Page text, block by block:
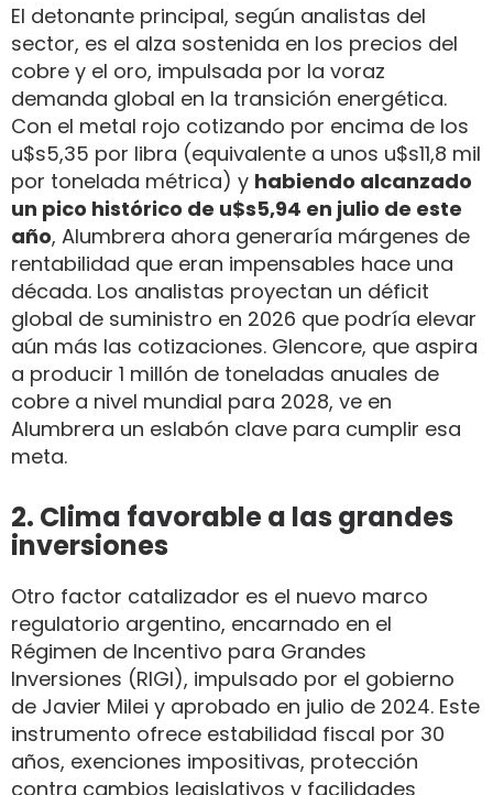
El detonante principal, según analistas del
sector, es el alza sostenida en los precios del
cobre y el oro, impulsada por la voraz
demanda global en la transición energética.
Con el metal rojo cotizando por encima de los
u$s5,35 por libra (equivalente a unos u$s11,8 mil
por tonelada métrica) y habiendo alcanzado
un pico histórico de u$s5,94 en julio de este
año, Alumbrera ahora generaría márgenes de
rentabilidad que eran impensables hace una
década. Los analistas proyectan un déficit
global de suministro en 2026 que podría elevar
aún más las cotizaciones. Glencore, que aspira
a producir 1 millón de toneladas anuales de
cobre a nivel mundial para 2028, ve en
Alumbrera un eslabón clave para cumplir esa
meta.
2. Clima favorable a las grandes
inversiones
Otro factor catalizador es el nuevo marco
regulatorio argentino, encarnado en el
Régimen de Incentivo para Grandes
Inversiones (RIGI), impulsado por el gobierno
de Javier Milei y aprobado en julio de 2024. Este
instrumento ofrece estabilidad fiscal por 30
años, exenciones impositivas, protección
contra cambios legislativos y facilidades